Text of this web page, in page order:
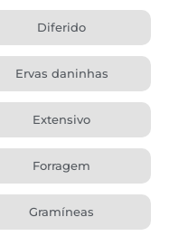
Diferido
Ervas daninhas
Extensivo
Forragem
Gramíneas